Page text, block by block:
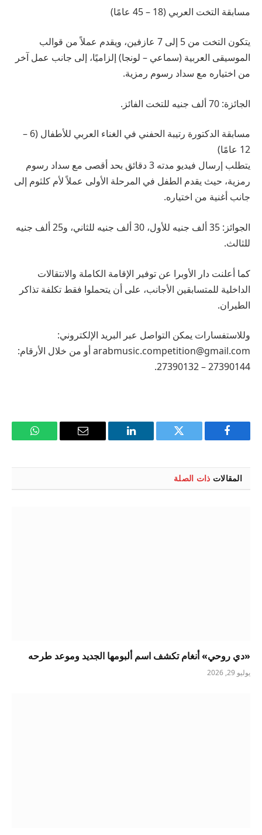
مسابقة التخت العربي (18 – 45 عامًا)
يتكون التخت من 5 إلى 7 عازفين، ويقدم عملاً من قوالب
الموسيقى العربية (سماعي – لونجا) إلزاميًا، إلى جانب عمل آخر
من اختياره مع سداد رسوم رمزية.
الجائزة: 70 ألف جنيه للتخت الفائز.
مسابقة الدكتورة رتيبة الحفني في الغناء العربي للأطفال (6 –
12 عامًا)
يتطلب إرسال فيديو مدته 3 دقائق بحد أقصى مع سداد رسوم
رمزية، حيث يقدم الطفل في المرحلة الأولى عملاً لأم كلثوم إلى
جانب أغنية من اختياره.
الجوائز: 35 ألف جنيه للأول، 30 ألف جنيه للثاني، و25 ألف جنيه
للثالث.
كما أعلنت دار الأوبرا عن توفير الإقامة الكاملة والانتقالات
الداخلية للمتسابقين الأجانب، على أن يتحملوا فقط تكلفة تذاكر
الطيران.
وللاستفسارات يمكن التواصل عبر البريد الإلكتروني:
arabmusic.competition@gmail.comأو من خلال الأرقام:
27390144 – 27390132.
فيسبوك تويتر لينكدإن
البريد
واتساب
المقالات ذات الصلة
«دي روحي» أنغام تكشف اسم ألبومها الجديد وموعد طرحه
يوليو 29, 2026